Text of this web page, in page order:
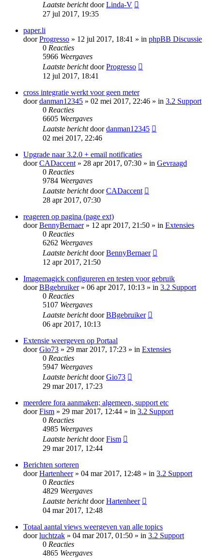
Laatste berichtdoorLinda-V
27 jul 2017, 19:35
paper.li
doorProgresso » 12 jul 2017, 18:41 » in phpBB Discussie
0 Reacties
5966 Weergaves
Laatste berichtdoorProgresso
12 jul 2017, 18:41
cross integratie werkt voor geen meter
doordanman12345 » 02 mei 2017, 22:46 » in 3.2 Support
0 Reacties
6605 Weergaves
Laatste berichtdoordanman12345
02 mei 2017, 22:46
Upgrade naar 3.2.0 + email notificaties
doorCADaccent» 28 apr 2017, 07:30 » in Gevraagd
0 Reacties
9784 Weergaves
Laatste berichtdoorCADaccent
28 apr 2017, 07:30
reageren op pagina (page ext)
doorBennyBernaer» 12 apr 2017, 21:50 » in Extensies
0 Reacties
6262 Weergaves
Laatste berichtdoorBennyBernaer
12 apr 2017, 21:50
Imagemagick configureren en testen voor gebruik
doorBBgebruiker» 06 apr 2017, 10:13 » in 3.2 Support
0 Reacties
5107 Weergaves
Laatste berichtdoorBBgebruiker
06 apr 2017, 10:13
Extensie weergeven op Portaal
doorGio73 » 29 mar 2017, 17:23 » in Extensies
0 Reacties
5947 Weergaves
Laatste berichtdoorGio73
29 mar 2017, 17:23
meerdere fora aanmaken; algemeen, support etc
doorFism » 29 mar 2017, 12:44 » in 3.2 Support
0 Reacties
4985 Weergaves
Laatste berichtdoorFism
29 mar 2017, 12:44
Berichten sorteren
doorHartenheer» 04 mar 2017, 12:48 » in 3.2 Support
0 Reacties
4829 Weergaves
Laatste berichtdoorHartenheer
04 mar 2017, 12:48
Totaal aantal views weergeven van alle topics
doorluchtzak » 04 mar 2017, 01:50 » in 3.2 Support
0 Reacties
4865 Weergaves